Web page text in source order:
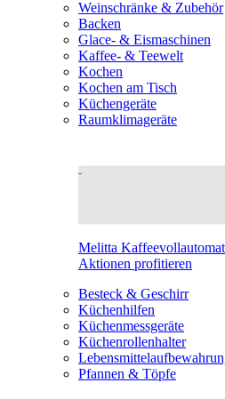
Weinschränke & Zubehör
Backen
Glace- & Eismaschinen
Kaffee- & Teewelt
Kochen
Kochen am Tisch
Küchengeräte
Raumklimageräte
Melitta
Aktionen profitieren
Besteck & Geschirr
Küchenhilfen
Küchenmessgeräte
Küchenrollenhalter
Pfannen & Töpfe